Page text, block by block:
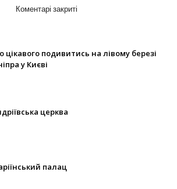
Коментарі закриті
цікавого подивитись на лівому березі
у Києві
церква
палац